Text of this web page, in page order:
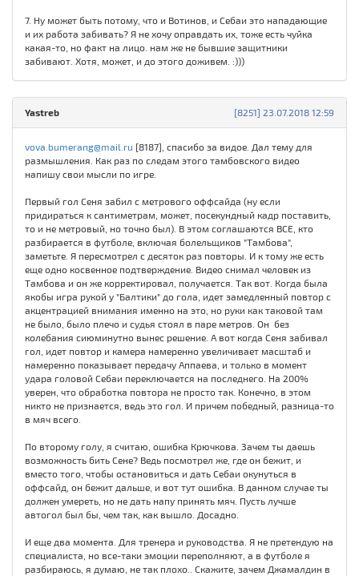
7. Ну может быть потому, что и Вотинов, и Себаи это нападающие
и их работа забивать? Я не хочу оправдать их, тоже есть чуйка
какая-то, но факт на лицо. нам же не бывшие защитники
забивают. Хотя, может, и до этого доживем. :)))
[8251] 23.07.2018 12:59
Yastreb
vova.bumerang@mail.ru [8187], спасибо за видое. Дал тему для
размышления. Как раз по следам этого тамбовского видео
напишу свои мысли по игре.
Первый гол Сеня забил с метрового оффсайда (ну если
придираться к сантиметрам, может, посекундный кадр поставить,
то и не метровый, но точно был). В этом соглашаются ВСЕ, кто
разбирается в футболе, включая болельщиков "Тамбова",
заметьте. Я пересмотрел с десяток раз повторы. И к тому же есть
еще одно косвенное подтверждение. Видео снимал человек из
Тамбова и он же корректировал, получается. Так вот. Когда была
якобы игра рукой у "Балтики" до гола, идет замедленный повтор с
акцентрацией внимания именно на это, но руки как таковой там
не было, было плечо и судья стоял в паре метров. Он без
колебания сиюминутно вынес решение. А вот когда Сеня забивал
гол, идет повтор и камера намеренно увеличивает масштаб и
намеренно показывает передачу Аппаева, и только в момент
удара головой Себаи переключается на последнего. На 200%
уверен, что обработка повтора не просто так. Конечно, в этом
никто не признается, ведь это гол. И причем победный, разница-то
в мяч всего.
По второму голу, я считаю, ошибка Крючкова. Зачем ты даешь
возможность бить Сене? Ведь посмотрел же, где он бежит, и
вместо того, чтобы остановиться и дать Себаи окунуться в
оффсайд, он бежит дальше, и вот тут ошибка. В данном случае ты
должен умереть, но не дать напу принять мяч. Пусть лучше
автогол был бы, чем так, как вышло. Досадно.
И еще два момента. Для тренера и руководства. Я не претендую на
специалиста, но все-таки эмоции переполняют, а в футболе я
разбираюсь, я думаю, не так плохо.. Скажите, зачем Джамалдин в